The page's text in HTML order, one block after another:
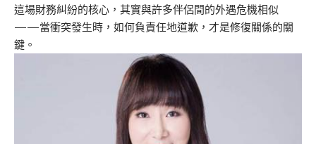
這場財務糾紛的核心，其實與許多伴侶間的外遇危機相似
——當衝突發生時，如何負責任地道歉，才是修復關係的關
鍵。